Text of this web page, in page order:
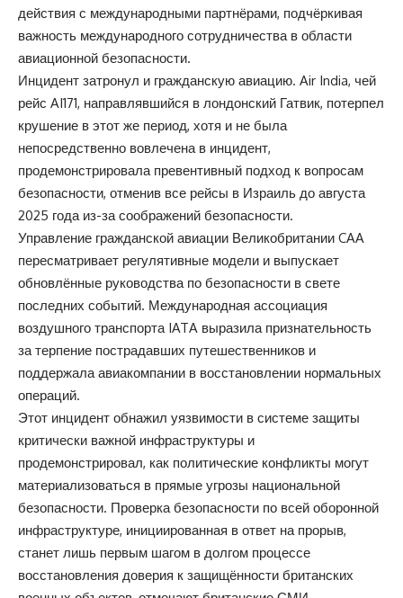
действия с международными партнёрами, подчёркивая
важность международного сотрудничества в области
авиационной безопасности.
Инцидент затронул и гражданскую авиацию. Air India, чей
рейс AI171, направлявшийся в лондонский Гатвик, потерпел
крушение в этот же период, хотя и не была
непосредственно вовлечена в инцидент,
продемонстрировала превентивный подход к вопросам
безопасности, отменив все рейсы в Израиль до августа
2025 года из-за соображений безопасности.
Управление гражданской авиации Великобритании CAA
пересматривает регулятивные модели и выпускает
обновлённые руководства по безопасности в свете
последних событий. Международная ассоциация
воздушного транспорта IATA выразила признательность
за терпение пострадавших путешественников и
поддержала авиакомпании в восстановлении нормальных
операций.
Этот инцидент обнажил уязвимости в системе защиты
критически важной инфраструктуры и
продемонстрировал, как политические конфликты могут
материализоваться в прямые угрозы национальной
безопасности. Проверка безопасности по всей оборонной
инфраструктуре, инициированная в ответ на прорыв,
станет лишь первым шагом в долгом процессе
восстановления доверия к защищённости британских